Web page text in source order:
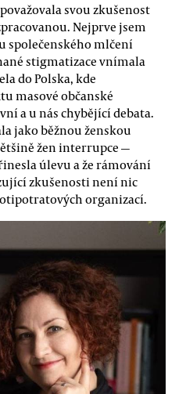
svou zkušenost
Nejprve jsem
společenského mlčení
stigmatizace vnímala
do Polska, kde
masové občanské
a u nás chybějící debata.
jako běžnou ženskou
žen interrupce —
úlevu a že rámování
zkušenosti není nic
organizací.